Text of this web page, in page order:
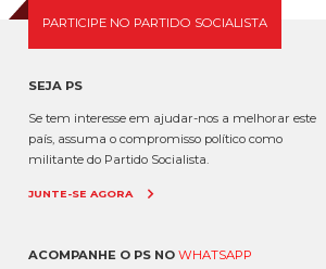
PARTICIPE NO PARTIDO SOCIALISTA
SEJA PS
Se tem interesse em ajudar-nos a melhorar este
país, assuma o compromisso político como
militante do Partido Socialista.
JUNTE-SE AGORA
ACOMPANHE O PS NO WHATSAPP